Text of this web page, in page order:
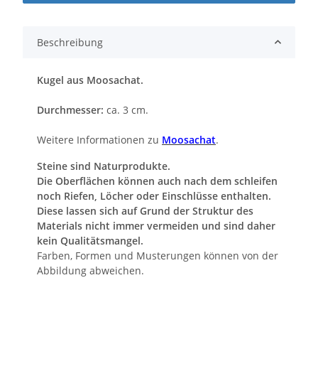
Beschreibung
Kugel aus Moosachat.
Durchmesser: ca. 3 cm.
Weitere Informationen zu Moosachat.
Steine sind Naturprodukte.
Die Oberflächen können auch nach dem schleifen
noch Riefen, Löcher oder Einschlüsse enthalten.
Diese lassen sich auf Grund der Struktur des
Materials nicht immer vermeiden und sind daher
kein Qualitätsmangel.
Farben, Formen und Musterungen können von der
Abbildung abweichen.